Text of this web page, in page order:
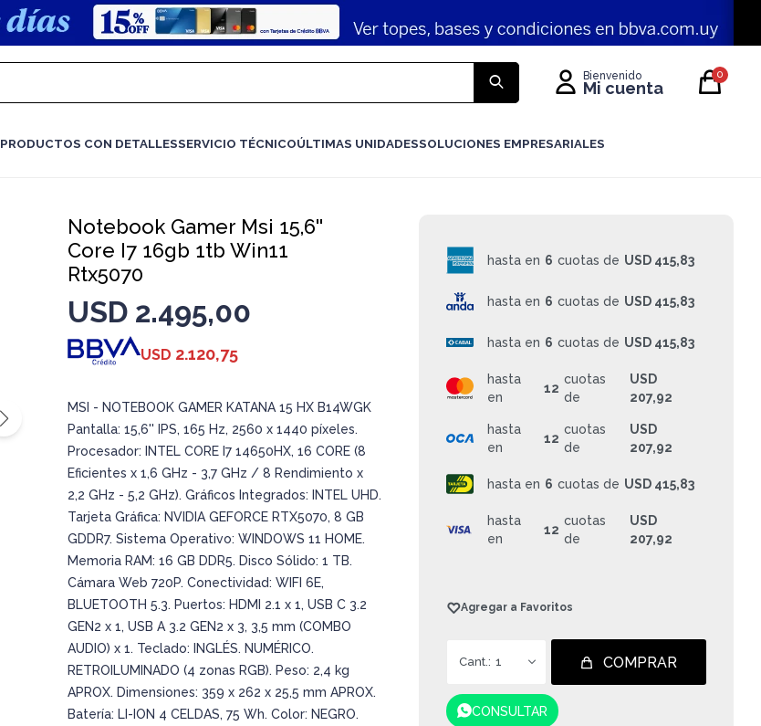
PRODUCTOS CON DETALLESSERVICIO TÉCNICOÚLTIMAS UNIDADESSOLUCIONES EMPRESARIALES
0
Notebook Gamer Msi 15,6''
Core I7 16gb 1tb Win11
Rtx5070
USD 2.495,00
USD 2.120,75
MSI - NOTEBOOK GAMER KATANA 15 HX B14WGK
Pantalla: 15,6'' IPS, 165 Hz, 2560 x 1440 píxeles.
Procesador: INTEL CORE I7 14650HX, 16 CORE (8
Eficientes x 1,6 GHz - 3,7 GHz / 8 Rendimiento x
2,2 GHz - 5,2 GHz). Gráficos Integrados: INTEL UHD.
Tarjeta Gráfica: NVIDIA GEFORCE RTX5070, 8 GB
GDDR7. Sistema Operativo: WINDOWS 11 HOME.
Memoria RAM: 16 GB DDR5. Disco Sólido: 1 TB.
Cámara Web 720P. Conectividad: WIFI 6E,
BLUETOOTH 5.3. Puertos: HDMI 2.1 x 1, USB C 3.2
GEN2 x 1, USB A 3.2 GEN2 x 3, 3,5 mm (COMBO
AUDIO) x 1. Teclado: INGLÉS. NUMÉRICO.
RETROILUMINADO (4 zonas RGB). Peso: 2,4 kg
APROX. Dimensiones: 359 x 262 x 25,5 mm APROX.
Batería: LI-ION 4 CELDAS, 75 Wh. Color: NEGRO.
hasta en 6 cuotas de USD 415,83
hasta en 6 cuotas de USD 415,83
hasta en 6 cuotas de USD 415,83
hasta
en
12
cuotas
de
USD
207,92
hasta
en
12
cuotas
de
USD
207,92
hasta en 6 cuotas de USD 415,83
hasta
en
12
cuotas
de
USD
207,92
1 COMPRAR
CONSULTAR